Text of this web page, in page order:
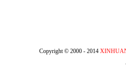
Copyright © 2000 - 2014